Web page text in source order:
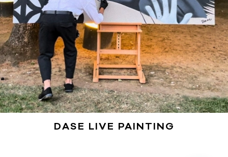
DASE LIVE PAINTING